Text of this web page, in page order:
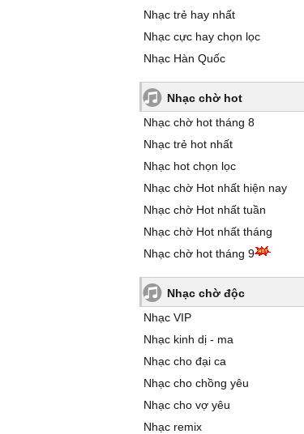
Nhạc trẻ hay nhất
Nhạc cực hay chọn lọc
Nhạc Hàn Quốc
Nhạc chờ hot
Nhạc chờ hot tháng 8
Nhạc trẻ hot nhất
Nhạc hot chọn lọc
Nhạc chờ Hot nhất hiện nay
Nhạc chờ Hot nhất tuần
Nhạc chờ Hot nhất tháng
Nhạc chờ hot tháng 9
Nhạc chờ độc
Nhạc VIP
Nhạc kinh dị - ma
Nhạc cho đại ca
Nhạc cho chồng yêu
Nhạc cho vợ yêu
Nhạc remix